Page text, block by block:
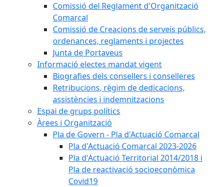
Comissió del Reglament d'Organització
Comarcal
Comissió de Creacions de serveis públics,
ordenances, reglaments i projectes
Junta de Portaveus
Informació electes mandat vigent
Biografies dels consellers i conselleres
Retribucions, règim de dedicacions,
assistències i indemnitzacions
Espai de grups polítics
Àrees i Organització
Pla de Govern - Pla d'Actuació Comarcal
Pla d'Actuació Comarcal 2023-2026
Pla d'Actuació Territorial 2014/2018 i
Pla de reactivació socioeconòmica
Covid19